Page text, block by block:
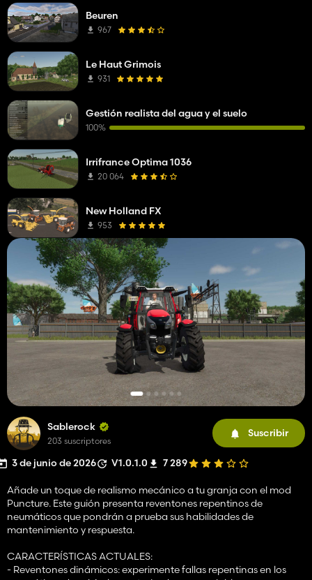
Sablerock
203 suscriptores
Suscribir
3 de junio de 2026 V1.0.1.0 7 289
Añade un toque de realismo mecánico a tu granja con el mod
Puncture. Este guión presenta reventones repentinos de
neumáticos que pondrán a prueba sus habilidades de
mantenimiento y respuesta.
CARACTERÍSTICAS ACTUALES:
- Reventones dinámicos: experimente fallas repentinas en los
Beuren
967
Le Haut Grimois
931
Gestión realista del agua y el suelo
100%
Irrifrance Optima 1036
20 064
New Holland FX
953